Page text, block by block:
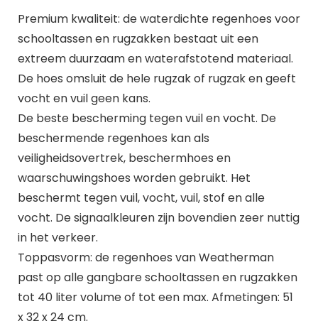
Premium kwaliteit: de waterdichte regenhoes voor
schooltassen en rugzakken bestaat uit een
extreem duurzaam en waterafstotend materiaal.
De hoes omsluit de hele rugzak of rugzak en geeft
vocht en vuil geen kans.
De beste bescherming tegen vuil en vocht. De
beschermende regenhoes kan als
veiligheidsovertrek, beschermhoes en
waarschuwingshoes worden gebruikt. Het
beschermt tegen vuil, vocht, vuil, stof en alle
vocht. De signaalkleuren zijn bovendien zeer nuttig
in het verkeer.
Toppasvorm: de regenhoes van Weatherman
past op alle gangbare schooltassen en rugzakken
tot 40 liter volume of tot een max. Afmetingen: 51
x 32 x 24 cm.